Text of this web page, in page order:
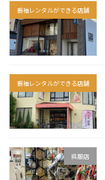
振袖レンタルができる店舗
振袖レンタルができる店舗
呉服店